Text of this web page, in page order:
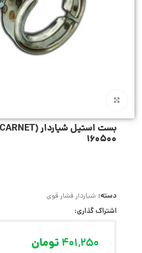
160500
دسته: شیاردار فشار قوی
اشتراک گذاری:
401,250 تومان